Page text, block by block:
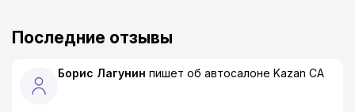
Последние отзывы
Борис Лагунин пишет об автосалоне Kazan CA